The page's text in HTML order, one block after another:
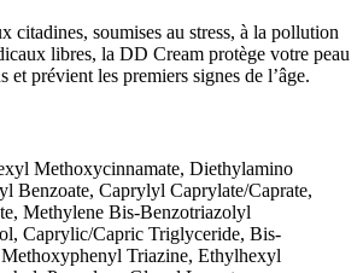
citadines, soumises au stress, à la pollution
libres, la DD Cream protège votre peau
et prévient les premiers signes de l’âge.
Methoxycinnamate, Diethylamino
Benzoate, Caprylyl Caprylate/Caprate,
Methylene Bis-Benzotriazolyl
Caprylic/Capric Triglyceride, Bis-
Triazine, Ethylhexyl